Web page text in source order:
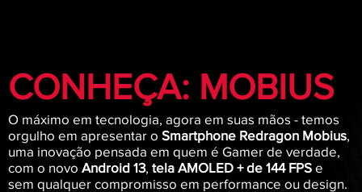
CONHEÇA: MOBIUS
O máximo em tecnologia, agora em suas mãos - temos
orgulho em apresentar o Smartphone Redragon Mobius,
uma inovação pensada em quem é Gamer de verdade,
com o novo Android 13, tela AMOLED + de 144 FPS e
sem qualquer compromisso em performance ou design.